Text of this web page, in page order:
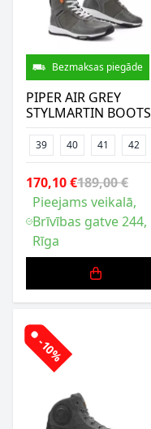
Bezmaksas piegāde
PIPER AIR GREY
STYLMARTIN BOOTS
39 40 41 42
170,10 €189,00 €
Pieejams veikalā,
Brīvības gatve 244,
Rīga
-10%